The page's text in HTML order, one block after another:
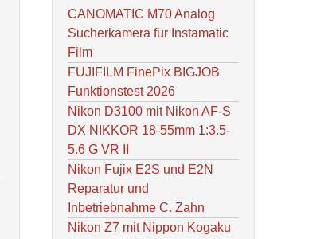
CANOMATIC M70 Analog
Sucherkamera für Instamatic
Film
FUJIFILM FinePix BIGJOB
Funktionstest 2026
Nikon D3100 mit Nikon AF-S
DX NIKKOR 18-55mm 1:3.5-
5.6 G VR II
Nikon Fujix E2S und E2N
Reparatur und
Inbetriebnahme C. Zahn
Nikon Z7 mit Nippon Kogaku